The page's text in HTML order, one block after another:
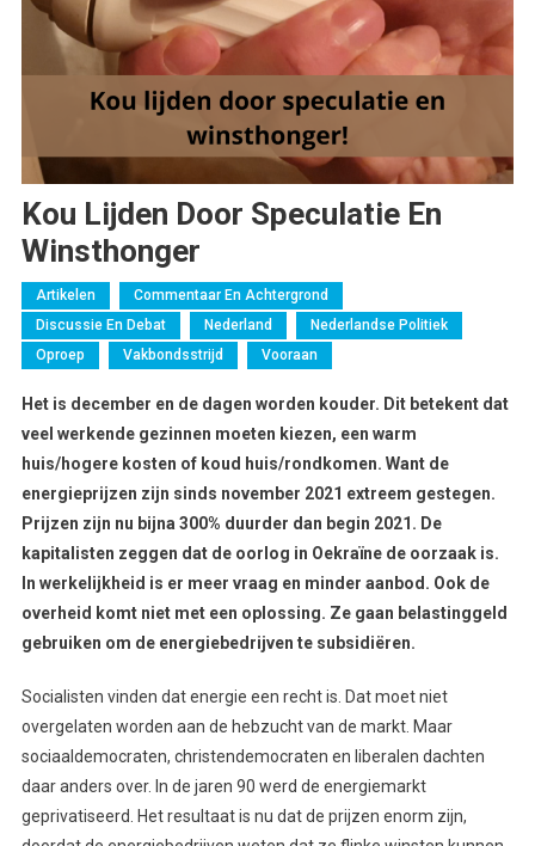
Kou Lijden Door Speculatie En
Winsthonger
Artikelen
Commentaar En Achtergrond
Discussie En Debat
Nederland
Nederlandse Politiek
Oproep
Vakbondsstrijd Vooraan
Het is december en de dagen worden kouder. Dit betekent dat
veel werkende gezinnen moeten kiezen, een warm
huis/hogere kosten of koud huis/rondkomen. Want de
energieprijzen zijn sinds november 2021 extreem gestegen.
Prijzen zijn nu bijna 300% duurder dan begin 2021. De
kapitalisten zeggen dat de oorlog in Oekraïne de oorzaak is.
In werkelijkheid is er meer vraag en minder aanbod. Ook de
overheid komt niet met een oplossing. Ze gaan belastinggeld
gebruiken om de energiebedrijven te subsidiëren.
Socialisten vinden dat energie een recht is. Dat moet niet
overgelaten worden aan de hebzucht van de markt. Maar
sociaaldemocraten, christendemocraten en liberalen dachten
daar anders over. In de jaren 90 werd de energiemarkt
geprivatiseerd. Het resultaat is nu dat de prijzen enorm zijn,